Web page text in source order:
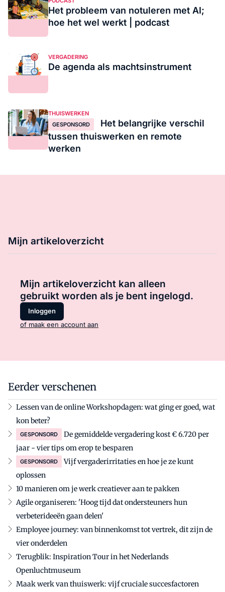
Het probleem van notuleren met AI;
hoe het wel werkt | podcast
VERGADERING
De agenda als machtsinstrument
THUISWERKEN
GESPONSORD
Het belangrijke verschil
tussen thuiswerken en remote
werken
Mijn artikeloverzicht
Mijn artikeloverzicht kan alleen
gebruikt worden als je bent ingelogd.
Inloggen
of maak een account aan
Eerder verschenen
Lessen van de online Workshopdagen: wat ging er goed, wat
kon beter?
GESPONSORD
De gemiddelde vergadering kost € 6.720 per
jaar - vier tips om erop te besparen
GESPONSORD
Vijf vergaderirritaties en hoe je ze kunt
oplossen
10 manieren om je werk creatiever aan te pakken
Agile organiseren: 'Hoog tijd dat ondersteuners hun
verbeterideeën gaan delen'
Employee journey: van binnenkomst tot vertrek, dit zijn de
vier onderdelen
Terugblik: Inspiration Tour in het Nederlands
Openluchtmuseum
Maak werk van thuiswerk: vijf cruciale succesfactoren